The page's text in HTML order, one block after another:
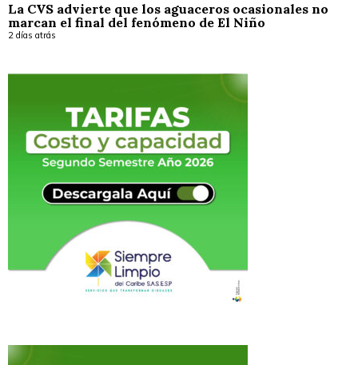
La CVS advierte que los aguaceros ocasionales no
marcan el final del fenómeno de El Niño
2 días atrás